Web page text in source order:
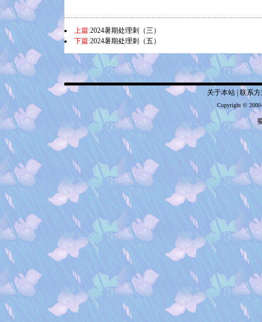
上篇:2024暑期处理刺（三）
下篇:2024暑期处理刺（五）
关于本站 联系
Copyright ©